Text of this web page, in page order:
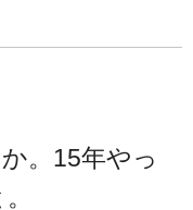
。15年やっ